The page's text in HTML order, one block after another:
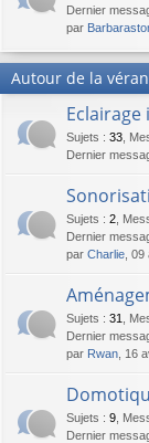
Dernier
par
Autour de la
Sujets : 33
Dernier
Sujets : 2
Dernier
par Charlie ,
Sujets : 31
Dernier
par Rwan , 16
Sujets : 9
Dernier